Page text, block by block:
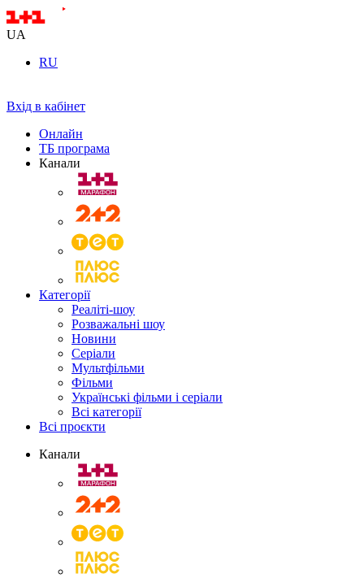
UA
RU
Вхід в кабінет
Онлайн
ТБ програма
Канали
Категорії
Реаліті-шоу
Розважальні шоу
Новини
Серіали
Мультфільми
Фільми
Українські фільми і серіали
Всі категорії
Всі проєкти
Канали